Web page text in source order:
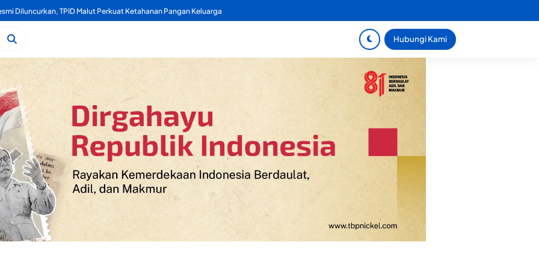
Diluncurkan, TPID Malut Perkuat Ketahanan Pangan Keluarga
Hubungi Kami